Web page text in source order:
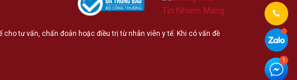
tư vấn, chẩn đoán hoặc điều trị từ nhân viên y tế. Khi có vấn đề